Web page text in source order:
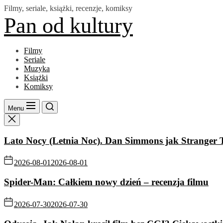
Skip
to
the
content
Filmy, seriale, książki, recenzje, komiksy
Pan od kultury
Filmy
Seriale
Muzyka
Książki
Komiksy
Menu
Lato Nocy (Letnia Noc). Dan Simmons jak Stranger
2026-08-012026-08-01
Spider-Man: Całkiem nowy dzień – recenzja filmu
2026-07-302026-07-30